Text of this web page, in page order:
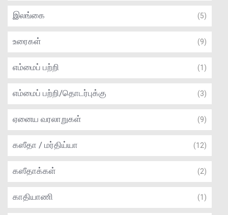
இலங்கை (5)
உரைகள் (9)
எம்மைப் பற்றி (1)
எம்மைப் பற்றி/தொடர்புக்கு (3)
ஏனைய வரலாறுகள் (9)
கஸீதா / மர்திய்யா (12)
கஸீதாக்கள் (2)
காதியாணி (1)